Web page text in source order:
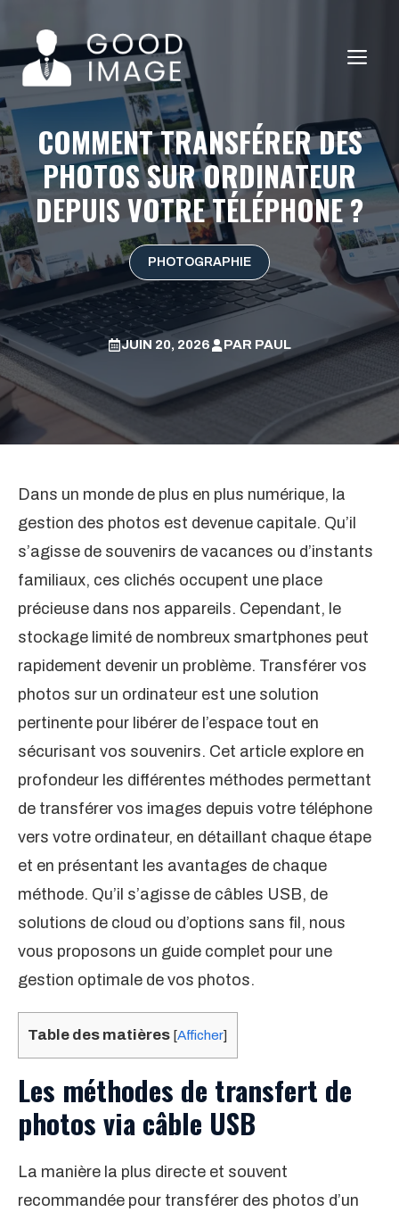
contenu
COMMENT TRANSFÉRER DES
PHOTOS SUR ORDINATEUR
DEPUIS VOTRE TÉLÉPHONE ?
PHOTOGRAPHIE
JUIN 20, 2026 PAR PAUL
Dans un monde de plus en plus numérique, la
gestion des photos est devenue capitale. Qu’il
s’agisse de souvenirs de vacances ou d’instants
familiaux, ces clichés occupent une place
précieuse dans nos appareils. Cependant, le
stockage limité de nombreux smartphones peut
rapidement devenir un problème. Transférer vos
photos sur un ordinateur est une solution
pertinente pour libérer de l’espace tout en
sécurisant vos souvenirs. Cet article explore en
profondeur les différentes méthodes permettant
de transférer vos images depuis votre téléphone
vers votre ordinateur, en détaillant chaque étape
et en présentant les avantages de chaque
méthode. Qu’il s’agisse de câbles USB, de
solutions de cloud ou d’options sans fil, nous
vous proposons un guide complet pour une
gestion optimale de vos photos.
Table des matières [Afficher]
Les méthodes de transfert de
photos via câble USB
La manière la plus directe et souvent
recommandée pour transférer des photos d’un